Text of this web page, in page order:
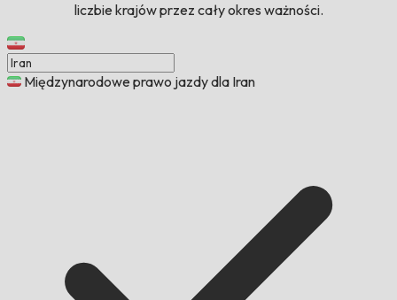
liczbie krajów przez cały okres ważności.
Międzynarodowe prawo jazdy dla Iran